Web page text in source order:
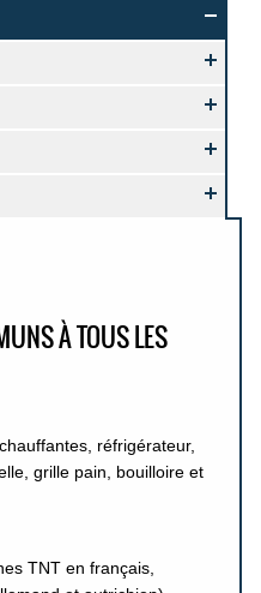
À TOUS LES
réfrigérateur,
grille pain, bouilloire et
TNT en français,